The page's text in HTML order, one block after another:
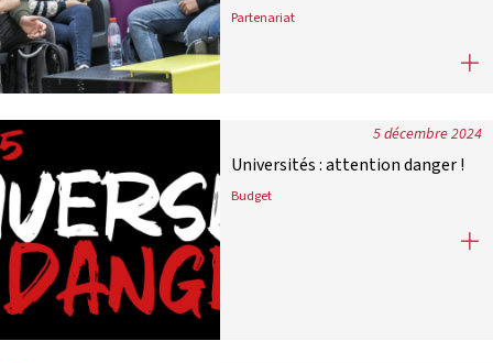
Partenariat
France Universités et Thotis
5 décembre 2024
Universités : attention danger !
Budget
Universités : attention danger !